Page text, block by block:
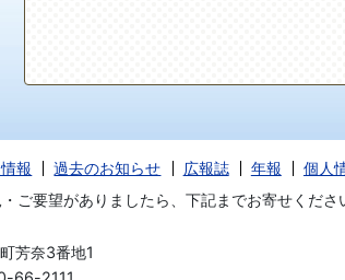
報 過去のお知らせ 広報誌 年報 個人
ご要望がありましたら、下記までお寄せくださ
芳奈3番地1